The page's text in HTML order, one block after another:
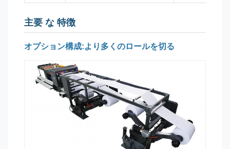
主要 な 特徴
オプション構成:より多くのロールを切る